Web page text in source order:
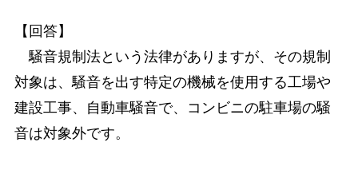
【回答】
騒音規制法という法律がありますが、その規制
対象は、騒音を出す特定の機械を使用する工場や
建設工事、自動車騒音で、コンビニの駐車場の騒
音は対象外です。